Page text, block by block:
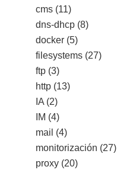
cms (11)
dns-dhcp (8)
docker (5)
filesystems (27)
ftp (3)
http (13)
IA (2)
IM (4)
mail (4)
monitorización (27)
proxy (20)